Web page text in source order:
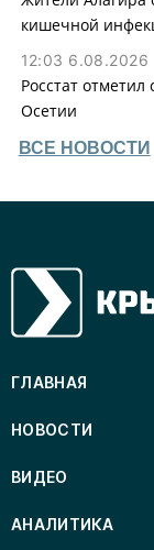
кишечной
12:03 6.08.2026
Росстат
Осетии
ВСЕ НОВОСТИ
ГЛАВНАЯ
НОВОСТИ
ВИДЕО
АНАЛИТИКА